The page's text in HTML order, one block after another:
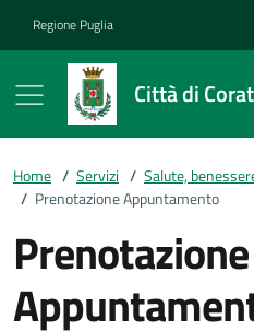
Regione Puglia
Città di
Home / Servizi / Salute,
/ Prenotazione Appuntamento
Prenotazione